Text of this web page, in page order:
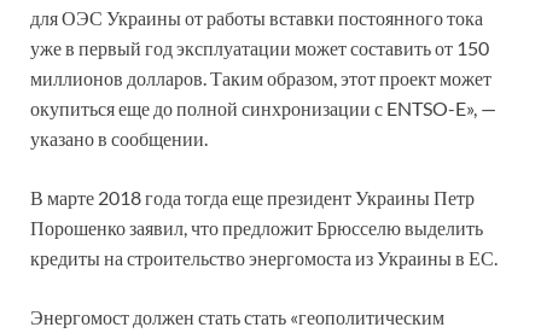
для ОЭС Украины от работы вставки постоянного тока
уже в первый год эксплуатации может составить от 150
миллионов долларов. Таким образом, этот проект может
окупиться еще до полной синхронизации с ENTSO-E», —
указано в сообщении.
В марте 2018 года тогда еще президент Украины Петр
Порошенко заявил, что предложит Брюсселю выделить
кредиты на строительство энергомоста из Украины в ЕС.
Энергомост должен стать стать «геополитическим